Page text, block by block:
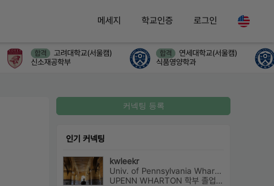
메세지 학교인증 로그인
합격
고려대학교(서울캠)
신소재공학부
합격
연세대학교(서울캠)
식품영양학과
커넥팅 등록
인기 커넥팅
kwleekr
Univ. of Pennsylvania Wharton(Finance) 외2개
UPENN WHARTON 학부 졸업 / 전략컨설팅사 근무 / HBS MBA 재학 중 ...